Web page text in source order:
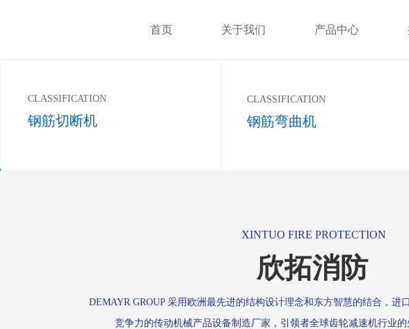
首页 关于我们 产品中心
钢筋切断机
CLASSIFICATION
钢筋弯曲机
CLASSIFICATION
XINTUO FIRE PROTECTION
欣拓消防
DEMAYR GROUP 采用欧洲最先进的结构设计理念和东方智慧的结合，进
竞争力的传动机械产品设备制造厂家，引领者全球齿轮减